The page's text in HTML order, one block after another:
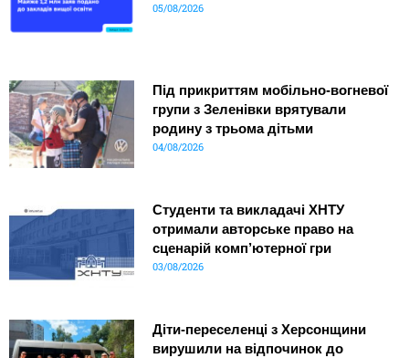
05/08/2026
Під прикриттям мобільно-вогневої
групи з Зеленівки врятували
родину з трьома дітьми
04/08/2026
Студенти та викладачі ХНТУ
отримали авторське право на
сценарій комп’ютерної гри
03/08/2026
Діти-переселенці з Херсонщини
вирушили на відпочинок до